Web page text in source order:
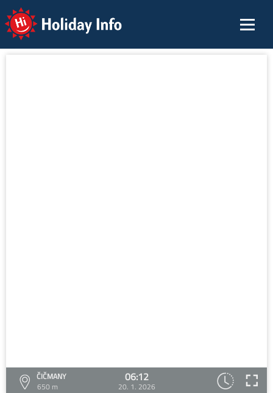
Holiday Info
ČIČMANY
650 m
06:12
20. 1. 2026